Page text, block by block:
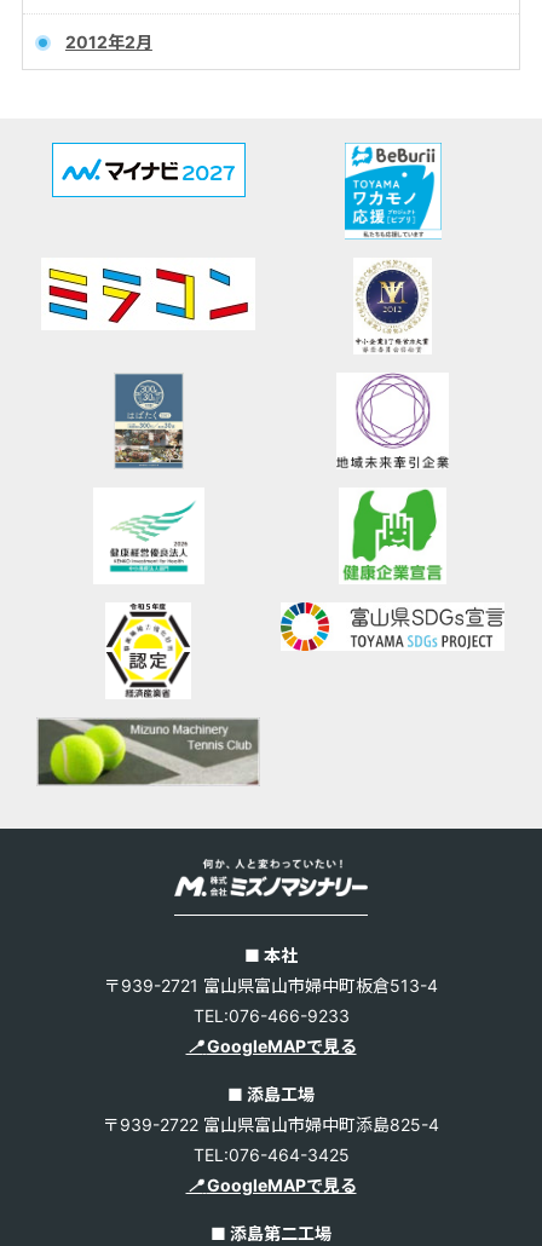
2012年2月
■ 本社
〒939-2721 富山県富山市婦中町板倉513-4
TEL:076-466-9233
📍 GoogleMAPで見る
■ 添島工場
〒939-2722 富山県富山市婦中町添島825-4
TEL:076-464-3425
📍 GoogleMAPで見る
■ 添島第二工場